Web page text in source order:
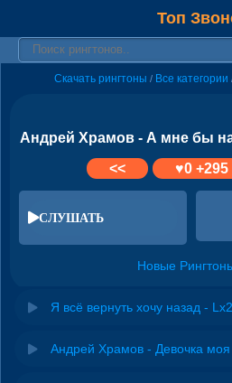
Топ
Скачать рингтоны / Все категории
Андрей Храмов - А мне бы
<<
♥0+295
СЛУШАТЬ
Новые
Я всё вернуть хочу назад -
Андрей Храмов - Девочка моя